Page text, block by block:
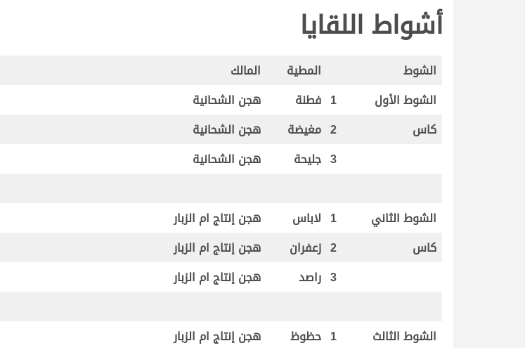
أشواط اللقايا
الشوط المطية المالك
الشوط الأول
1 فطنة هجن الشحانية
كاس
2 مغيضة هجن الشحانية
3 جليحة هجن الشحانية
الشوط الثاني 1 لاباس هجن إنتاج ام الزبار
كاس
2 زعفران هجن إنتاج ام الزبار
3 راصد هجن إنتاج ام الزبار
الشوط الثالث 1 حظوظ هجن إنتاج ام الزبار